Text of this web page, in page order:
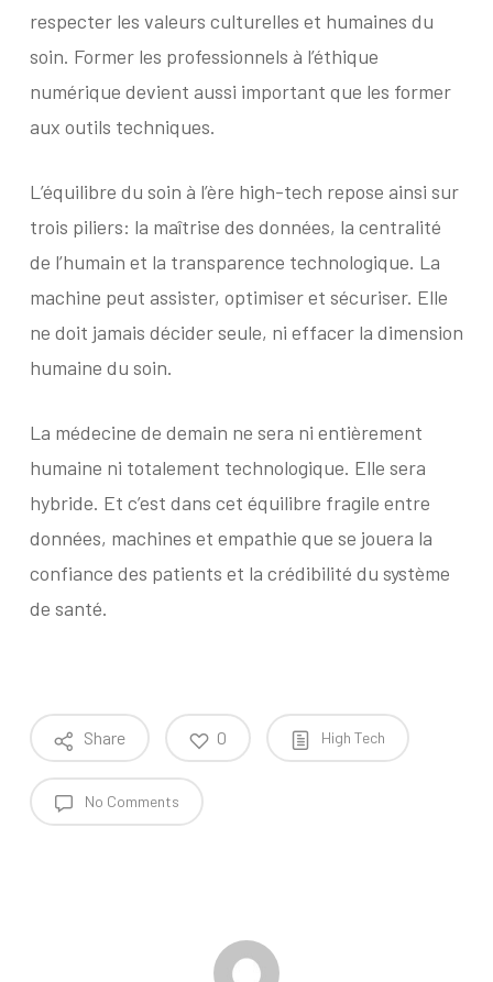
respecter les valeurs culturelles et humaines du
soin. Former les professionnels à l’éthique
numérique devient aussi important que les former
aux outils techniques.
L’équilibre du soin à l’ère high-tech repose ainsi sur
trois piliers: la maîtrise des données, la centralité
de l’humain et la transparence technologique. La
machine peut assister, optimiser et sécuriser. Elle
ne doit jamais décider seule, ni effacer la dimension
humaine du soin.
La médecine de demain ne sera ni entièrement
humaine ni totalement technologique. Elle sera
hybride. Et c’est dans cet équilibre fragile entre
données, machines et empathie que se jouera la
confiance des patients et la crédibilité du système
de santé.
Share 0 High Tech
No Comments